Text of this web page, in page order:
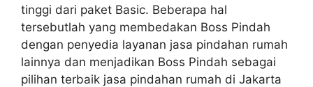
tinggi dari paket Basic. Beberapa hal
tersebutlah yang membedakan Boss Pindah
dengan penyedia layanan jasa pindahan rumah
lainnya dan menjadikan Boss Pindah sebagai
pilihan terbaik jasa pindahan rumah di Jakarta